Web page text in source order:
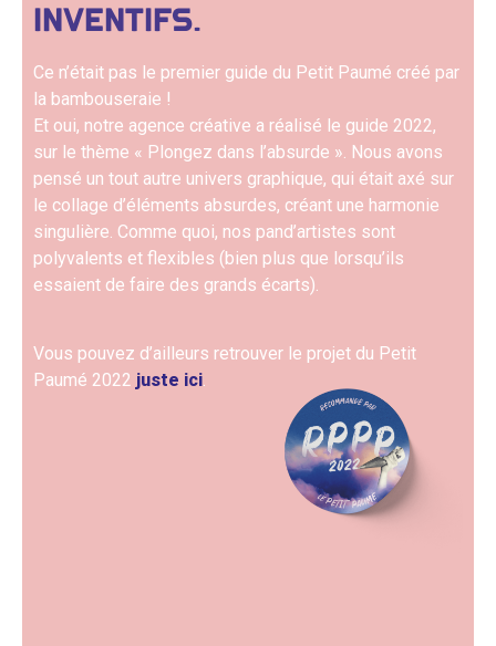
INVENTIFS.
Ce n’était pas le premier guide du Petit Paumé créé par
la bambouseraie !
Et oui, notre agence créative a réalisé le guide 2022,
sur le thème « Plongez dans l’absurde ». Nous avons
pensé un tout autre univers graphique, qui était axé sur
le collage d’éléments absurdes, créant une harmonie
singulière. Comme quoi, nos pand’artistes sont
polyvalents et flexibles (bien plus que lorsqu’ils
essaient de faire des grands écarts).
Vous pouvez d’ailleurs retrouver le projet du Petit
Paumé 2022 juste ici.